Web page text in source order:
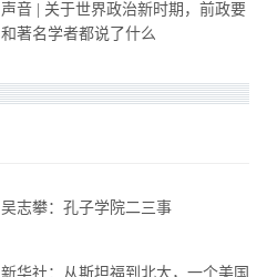
声音 | 关于世界政治新时期，前政要
和著名学者都说了什么
吴志攀：孔子学院二三事
新华社：从斯坦福到北大，一个美国